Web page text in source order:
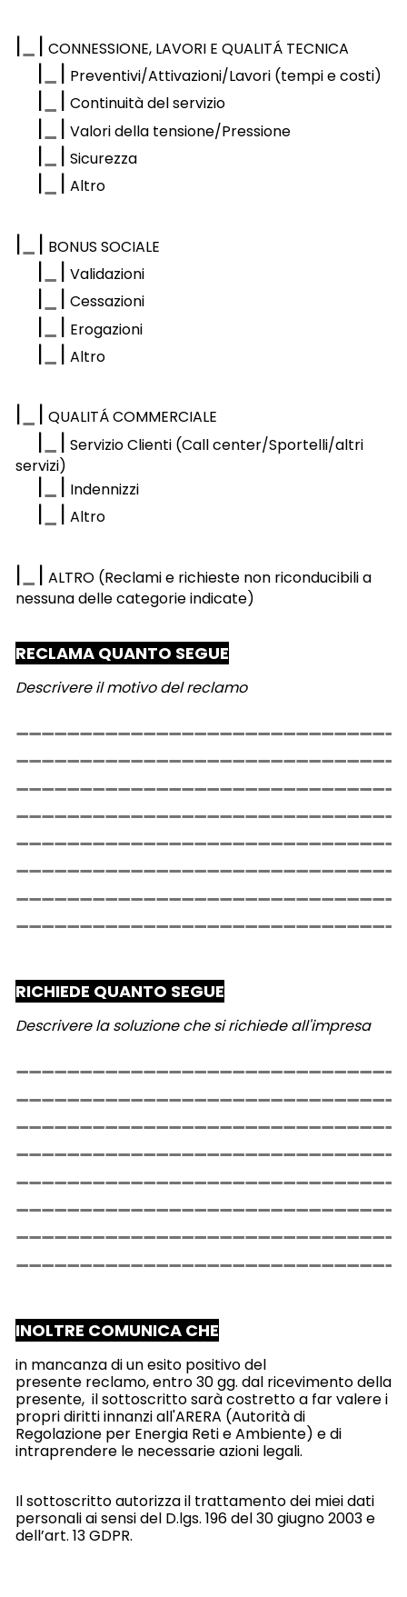
| | CONNESSIONE, LAVORI E QUALITÁ TECNICA
| | Preventivi/Attivazioni/Lavori (tempi e costi)
| | Continuità del servizio
| | Valori della tensione/Pressione
| | Sicurezza
| | Altro
| | BONUS SOCIALE
| | Validazioni
| | Cessazioni
| | Erogazioni
| | Altro
| | QUALITÁ COMMERCIALE
| | Servizio Clienti (Call center/Sportelli/altri
servizi)
| | Indennizzi
| | Altro
| | ALTRO (Reclami e richieste non riconducibili a
nessuna delle categorie indicate)
RECLAMA QUANTO SEGUE
Descrivere il motivo del reclamo
RICHIEDE QUANTO SEGUE
Descrivere la soluzione che si richiede all'impresa
INOLTRE COMUNICA CHE
in mancanza di un esito positivo del
presente reclamo, entro 30 gg. dal ricevimento della
presente, il sottoscritto sarà costretto a far valere i
propri diritti innanzi all'ARERA (Autorità di
Regolazione per Energia Reti e Ambiente) e di
intraprendere le necessarie azioni legali.
Il sottoscritto autorizza il trattamento dei miei dati
personali ai sensi del D.lgs. 196 del 30 giugno 2003 e
dell’art. 13 GDPR.